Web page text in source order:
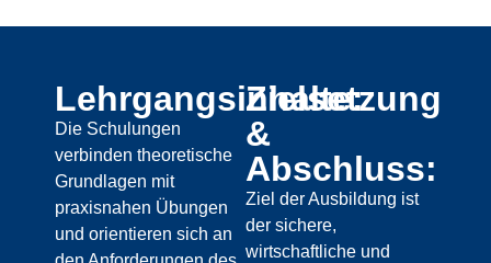
Lehrgangsinhalte:
Die Schulungen
verbinden theoretische
Grundlagen mit
praxisnahen Übungen
und orientieren sich an
Zielsetzung
&
Abschluss:
Ziel der Ausbildung ist
der sichere,
wirtschaftliche und